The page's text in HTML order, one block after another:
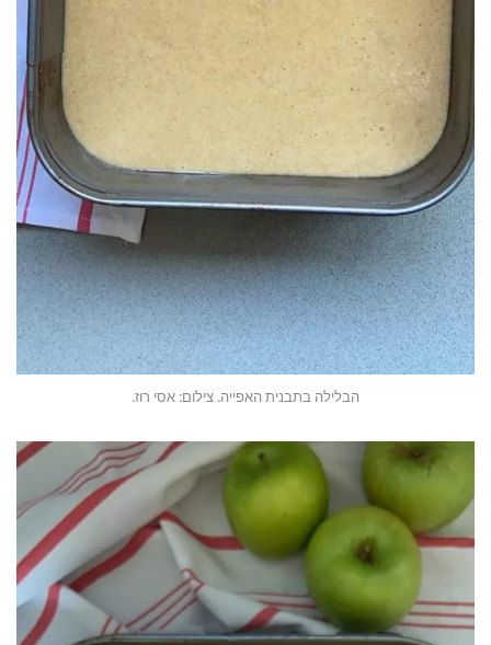
הבלילה בתבנית האפייה. צילום: אסי רוז.